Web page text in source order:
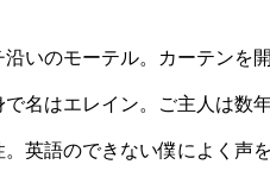
いのモーテル。カーテンを
名はエレイン。ご主人は数
英語のできない僕によく